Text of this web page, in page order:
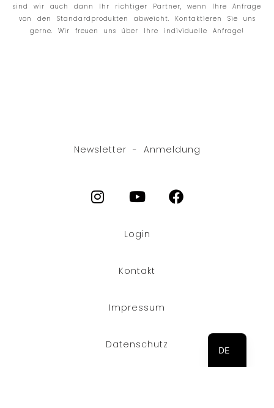
sind wir auch dann Ihr richtiger Partner, wenn Ihre Anfrage
von den Standardprodukten abweicht. Kontaktieren Sie uns
gerne. Wir freuen uns über Ihre individuelle Anfrage!
Newsletter - Anmeldung
Login
Kontakt
Impressum
Datenschutz DE